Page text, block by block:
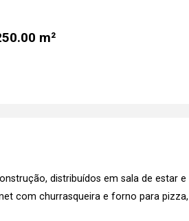
m²
distribuídos em sala de estar
com churrasqueira e forno para